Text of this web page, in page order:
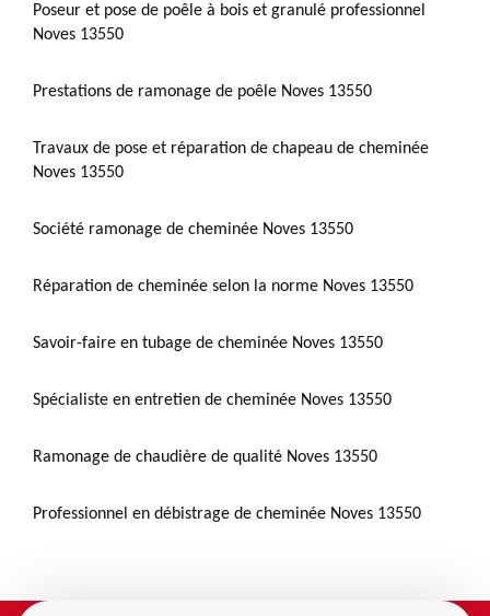
Poseur et pose de poêle à bois et granulé professionnel
Noves 13550
Prestations de ramonage de poêle Noves 13550
Travaux de pose et réparation de chapeau de cheminée
Noves 13550
Société ramonage de cheminée Noves 13550
Réparation de cheminée selon la norme Noves 13550
Savoir-faire en tubage de cheminée Noves 13550
Spécialiste en entretien de cheminée Noves 13550
Ramonage de chaudière de qualité Noves 13550
Professionnel en débistrage de cheminée Noves 13550